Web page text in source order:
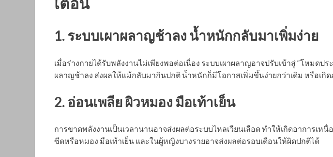
1. ระบบเผาผลาญช้าลง น้ำหนักกลับมาเพิ่มง่าย
เมื่อร่างกายได้รับพลังงานไม่เพียงพอต่อเนื่อง ระบบเผาผลาญอาจปรับเข้าสู่ “โหมดปร
ผลาญช้าลง ส่งผลให้แม้กลับมากินปกติ น้ำหนักก็มีโอกาสเพิ่มขึ้นง่ายกว่าเดิม หรือเกิด
2. อ่อนเพลีย ผิวหมอง มือเท้าเย็น
การขาดพลังงานเป็นเวลานานอาจส่งผลต่อระบบไหลเวียนเลือด ทำให้เกิดอาการเหนื่
ซีดหรือหมอง มือเท้าเย็น และในผู้หญิงบางรายอาจส่งผลต่อรอบเดือนให้ผิดปกติได้